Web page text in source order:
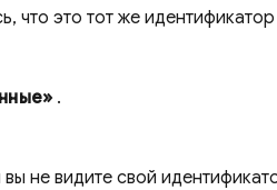
что это тот же
.
не видите свой